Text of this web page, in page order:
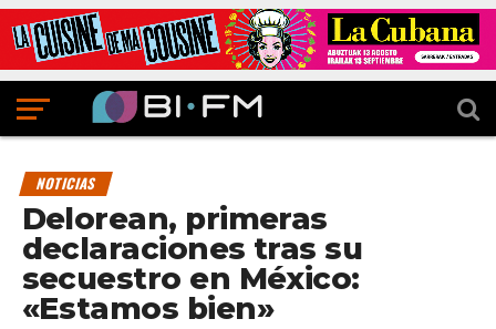
NOTICIAS
Delorean, primeras
declaraciones tras su
secuestro en México:
«Estamos bien»